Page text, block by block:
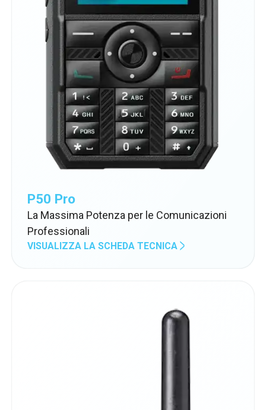
P50 Pro
La Massima Potenza per le Comunicazioni
Professionali
VISUALIZZA LA SCHEDA TECNICA